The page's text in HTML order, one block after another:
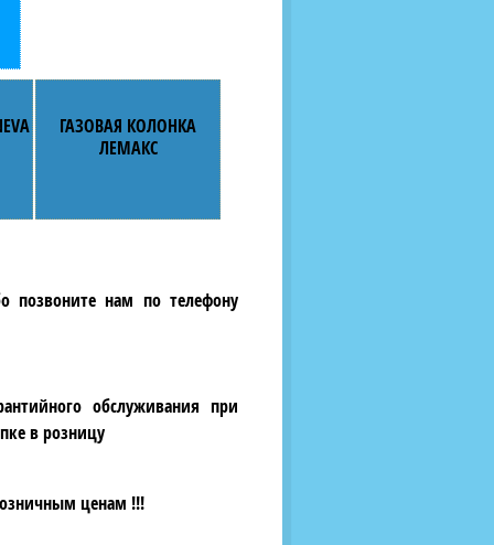
ГАЗОВАЯ КОЛОНКА
ЛЕМАКС
позвоните нам по телефону
обслуживания при
в розницу
ценам !!!